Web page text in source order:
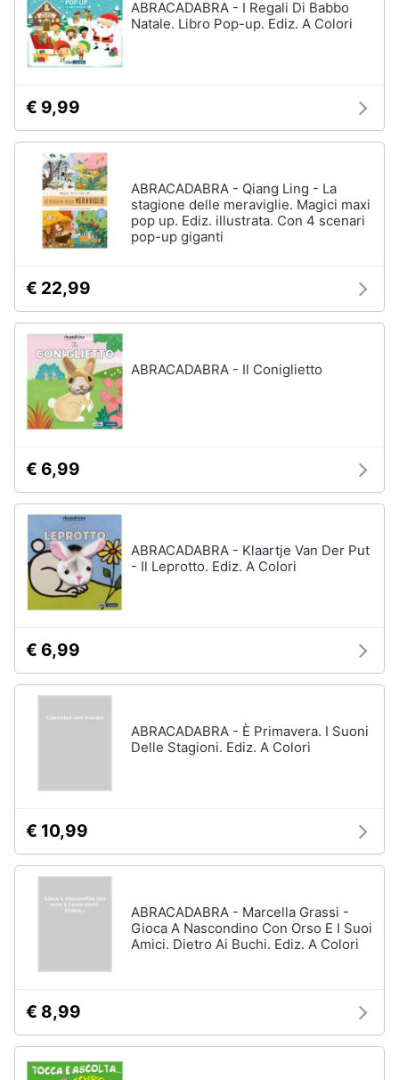
ABRACADABRA - I Regali Di Babbo
Natale. Libro Pop-up. Ediz. A Colori
€ 9,99
ABRACADABRA - Qiang Ling - La
stagione delle meraviglie. Magici maxi
pop up. Ediz. illustrata. Con 4 scenari
pop-up giganti
€ 22,99
ABRACADABRA - Il Coniglietto
€ 6,99
ABRACADABRA - Klaartje Van Der Put
- Il Leprotto. Ediz. A Colori
€ 6,99
ABRACADABRA - È Primavera. I Suoni
Delle Stagioni. Ediz. A Colori
€ 10,99
ABRACADABRA - Marcella Grassi -
Gioca A Nascondino Con Orso E I Suoi
Amici. Dietro Ai Buchi. Ediz. A Colori
€ 8,99